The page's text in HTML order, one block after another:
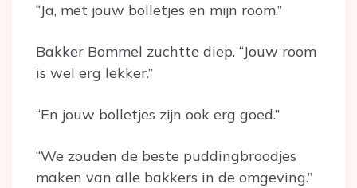
“Ja, met jouw bolletjes en mijn room.”
Bakker Bommel zuchtte diep. “Jouw room
is wel erg lekker.”
“En jouw bolletjes zijn ook erg goed.”
“We zouden de beste puddingbroodjes
maken van alle bakkers in de omgeving.”